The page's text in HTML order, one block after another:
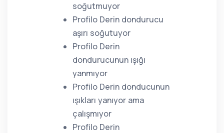
soğutmuyor
Profilo Derin dondurucu
aşırı soğutuyor
Profilo Derin
dondurucunun ışığı
yanmıyor
Profilo Derin donducunun
ışıkları yanıyor ama
çalışmıyor
Profilo Derin